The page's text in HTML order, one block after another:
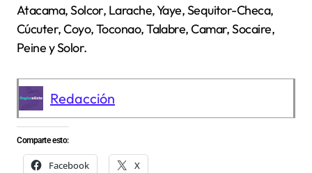
Atacama, Solcor, Larache, Yaye, Sequitor-Checa,
Cúcuter, Coyo, Toconao, Talabre, Camar, Socaire,
Peine y Solor.
Redacción
Comparte esto:
Facebook X